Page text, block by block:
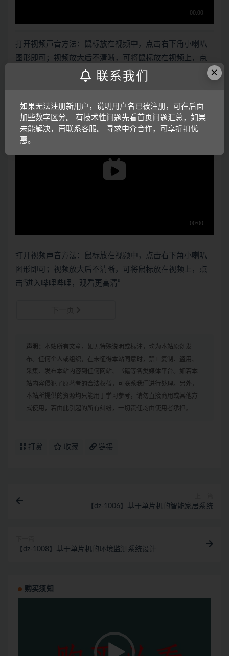
打开视频声音方法：鼠标放在视频中，点击右下角小喇叭
图形即可；视频放大后不清晰，可将鼠标放在视频上，点
击“进入哔哩哔哩，观看更高清”
打开视频声音方法：鼠标放在视频中，点击右下角小喇叭
图形即可；视频放大后不清晰，可将鼠标放在视频上，点
击“进入哔哩哔哩，观看更高清”
声明： 本站所有文章，如无特殊说明或标注，均为本站原创发
布。任何个人或组织，在未征得本站同意时，禁止复制、盗用、
采集、发布本站内容到任何网站、书籍等各类媒体平台。如若本
站内容侵犯了原著者的合法权益，可联系我们进行处理。另外，
本站所提供的资源均只能用于学习参考，请勿直接商用或其他方
式使用，若由此引起的所有纠纷，一切责任均由使用者承担。
打赏 收藏 链接
【dz-1006】基于单片机的智能家居系统
【dz-1008】基于单片机的环境监测系统设计
购买须知
×
联系我们
如果无法注册新用户，说明用户名已被注册，可在后面
加些数字区分。 有技术性问题先看首页问题汇总，如果
未能解决，再联系客服。 寻求中介合作，可享折扣优
惠。